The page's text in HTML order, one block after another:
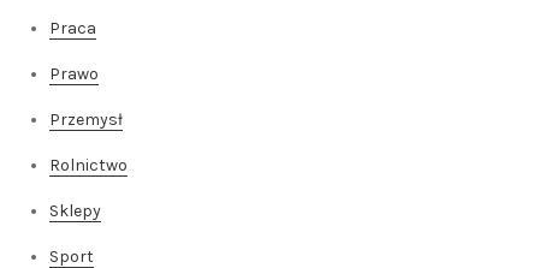
Praca
Prawo
Przemysł
Rolnictwo
Sklepy
Sport